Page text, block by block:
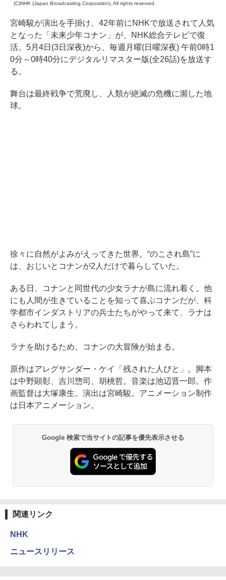
(C)NHK (Japan Broadcasting Corporation). All rights reserved.
宮崎駿が演出を手掛け、42年前にNHKで放送されて人気
となった「未来少年コナン」が、NHK総合テレビで復
活。5月4日(3日深夜)から、毎週月曜(日曜深夜) 午前0時1
0分～0時40分にデジタルリマスター版(全26話)を放送す
る。
舞台は最終戦争で荒廃し、人類が絶滅の危機に瀕した地
球。
徐々に自然がよみがえってきた世界。“のこされ島”に
は、おじいとコナンが2人だけで暮らしていた。
ある日、コナンと同世代の少女ラナが島に流れ着く。他
にも人間が生きていることを知って喜ぶコナンだが、科
学都市インダストリアの兵士たちがやって来て、ラナは
さらわれてしまう。
ラナを助けるため、コナンの大冒険が始まる。
原作はアレグサンダー・ケイ「残された人びと」。脚本
は中野顕彰、吉川惣司、胡桃哲。音楽は池辺晋一郎。作
画監督は大塚康生。演出は宮崎駿。アニメーション制作
は日本アニメーション。
Google 検索で当サイトの記事を優先表示させる
関連リンク
NHK
ニュースリリース